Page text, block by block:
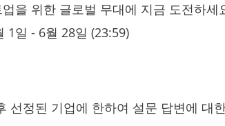
을 위한 글로벌 무대에 지금 도전하세
1일 - 6월 28일 (23:59)
선정된 기업에 한하여 설문 답변에 대